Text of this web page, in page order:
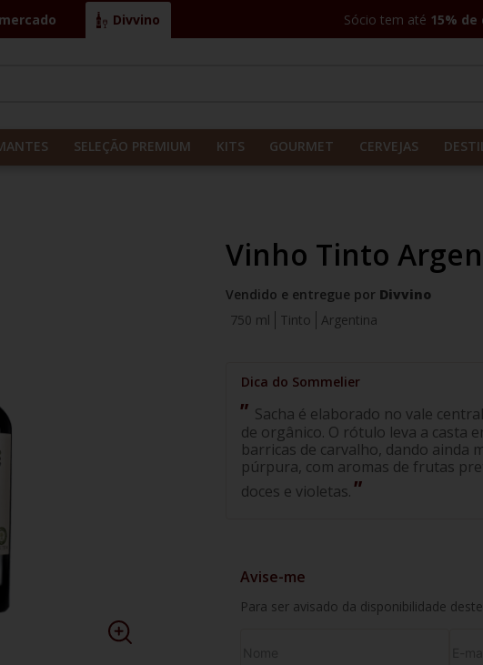
Divvino Sócio tem até 15%
SELEÇÃO PREMIUM KITS GOURMET CERVEJAS
Vinho Tinto
Vendido e entregue por Divvino
Tinto
Argentina
750 ml
Sacha é elaborado no vale
de orgânico. O rótulo leva a casta
barricas de carvalho, dando ainda
púrpura, com aromas de frutas
doces e violetas.
Avise-me
Para ser avisado da disponibilidade